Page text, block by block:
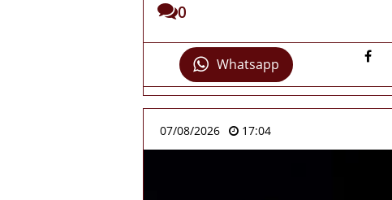
0
Whatsapp
07/08/2026 17:04